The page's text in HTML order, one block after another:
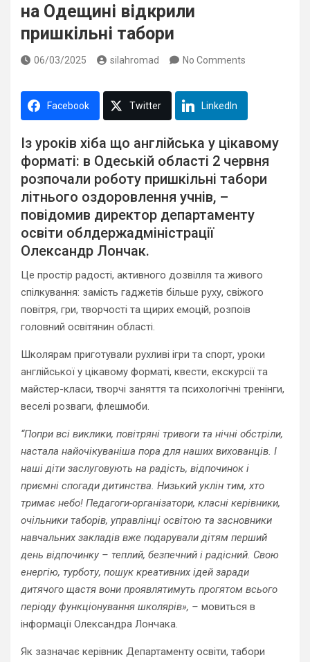
на Одещині відкрили
пришкільні табори
06/03/2025 silahromad No Comments
Facebook Twitter LinkedIn
Із уроків хіба що англійська у цікавому
форматі: в Одеській області 2 червня
розпочали роботу пришкільні табори
літнього оздоровлення учнів, –
повідомив директор департаменту
освіти облдержадміністрації
Олександр Лончак.
Це простір радості, активного дозвілля та живого
спілкування: замість гаджетів більше руху, свіжого
повітря, гри, творчості та щирих емоцій, розпоів
головний освітянин області.
Школярам приготували рухливі ігри та спорт, уроки
англійської у цікавому форматі, квести, екскурсії та
майстер-класи, творчі заняття та психологічні тренінги,
веселі розваги, флешмоби.
“Попри всі виклики, повітряні тривоги та нічні обстріли,
настала найочікуваніша пора для наших вихованців. І
наші діти заслуговують на радість, відпочинок і
приємні спогади дитинства. Низький уклін тим, хто
тримає небо! Педагоги-організатори, класні керівники,
очільники таборів, управлінці освітою та засновники
навчальних закладів вже подарували дітям перший
день відпочинку – теплий, безпечний і радісний. Свою
енергію, турботу, пошук креативних ідей заради
дитячого щастя вони проявлятимуть прогятом всього
періоду функціонування школярів», – мовиться в
інформації Олександра Лончака.
Як зазначає керівник Департаменту освіти, табори